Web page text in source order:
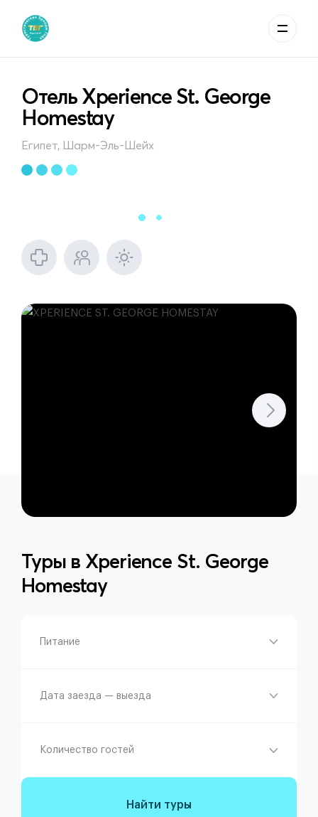
Отель Xperience St. George
Homestay
Египет, Шарм-Эль-Шейх
Туры в Xperience St. George
Homestay
Питание
Дата заезда — выезда
Количество гостей
Найти туры